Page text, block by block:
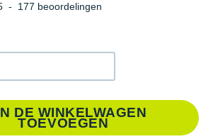
- 177 beoordelingen
DE WINKELWAGEN
TOEVOEGEN